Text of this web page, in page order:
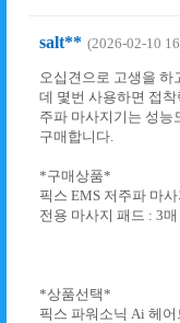
salt** (2026-02-10
오십견으로 고생을 하
데 몇번 사용하면 접
주파 마사지기는 성능
구매합니다.
*구매상품*
픽스 EMS 저주파 마
전용 마사지 패드 : 3매
*상품선택*
픽스 파워소닉 Ai 헤